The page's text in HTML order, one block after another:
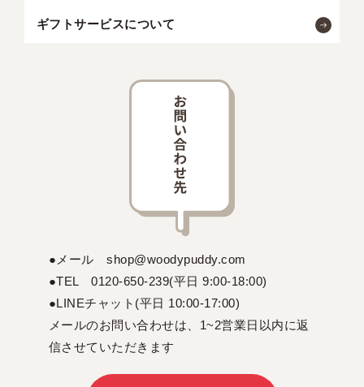
ギフトサービスについて
●メール shop@woodypuddy.com
●TEL 0120-650-239(平日 9:00-18:00)
●LINEチャット(平日 10:00-17:00)
メールのお問い合わせは、1~2営業日以内に返
信させていただきます